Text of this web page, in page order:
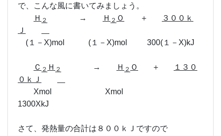
で、こんな風に書いてみましょう。
Ｈ ２ → Ｈ ２ Ｏ ＋
３００ｋ
Ｊ
(１－X)mol (１－X)mol 300(１－X)kJ
Ｃ ２ Ｈ ２ → Ｈ ２ Ｏ ＋
１３０
０ｋＪ
Xmol Xmol
1300XkJ
さて、発熱量の合計は８００ｋＪですので